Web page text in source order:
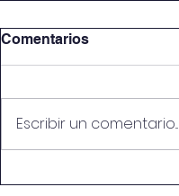
Comentarios
Escribir un comentario...